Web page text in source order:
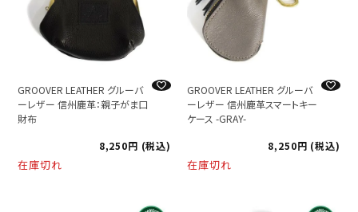
GROOVER LEATHER グルーバ
ーレザー 信州鹿革：親子がま口
財布
8,250
税込
在庫切れ
GROOVER LEATHER グルーバ
ーレザー 信州鹿革スマートキー
ケース -GRAY-
8,250
税込
在庫切れ